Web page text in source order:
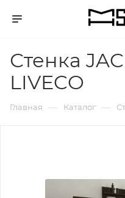
Стенка
LIVECO
Главная — Каталог —